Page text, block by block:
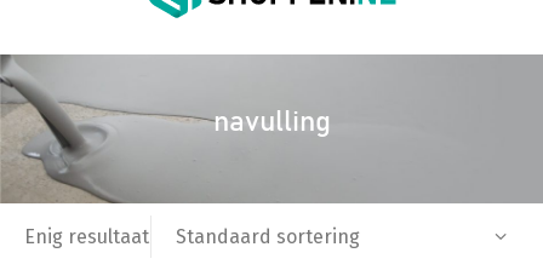
navulling
Enig resultaat Standaard sortering